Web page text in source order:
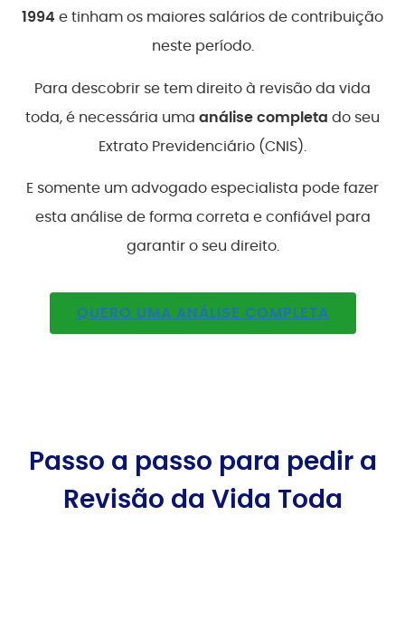
1994 e tinham os maiores salários de contribuição
neste período.
Para descobrir se tem direito à revisão da vida
toda, é necessária uma análise completa do seu
Extrato Previdenciário (CNIS).
E somente um advogado especialista pode fazer
esta análise de forma correta e confiável para
garantir o seu direito.
QUERO UMA ANÁLISE COMPLETA
Passo a passo para pedir a
Revisão da Vida Toda